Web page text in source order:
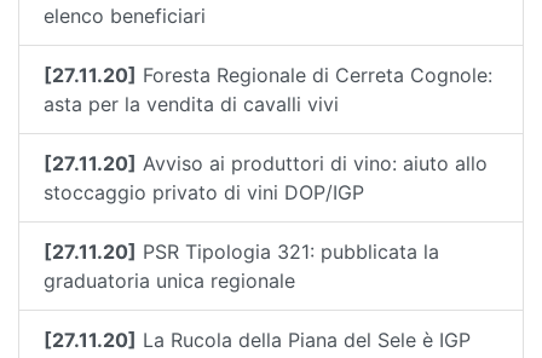
elenco beneficiari
[27.11.20] Foresta Regionale di Cerreta Cognole:
asta per la vendita di cavalli vivi
[27.11.20] Avviso ai produttori di vino: aiuto allo
stoccaggio privato di vini DOP/IGP
[27.11.20] PSR Tipologia 321: pubblicata la
graduatoria unica regionale
[27.11.20] La Rucola della Piana del Sele è IGP